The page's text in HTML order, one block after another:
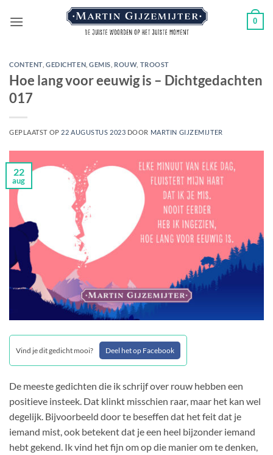
naar
0
CONTENT,GEDICHTEN ,GEMIS ROUW, TROOST
Hoe lang voor eeuwig is – Dichtgedachten
017
GEPLAATST OP 22 AUGUSTUS 2023 DOOR MARTIN GIJZEMIJTER
22
aug
Vind je dit gedicht mooi? Deel het op Facebook
De meeste gedichten die ik schrijf over rouw hebben een
positieve insteek. Dat klinkt misschien raar, maar het kan wel
degelijk. Bijvoorbeeld door te beseffen dat het feit dat je
iemand mist, ook betekent dat je een heel bijzonder iemand
hebt gekend. Ik vind het fijn om op die manier om te denken,